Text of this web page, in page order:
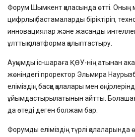
Форум Шымкент қаласында өтті. Оның
цифрлық бастамаларды біріктіріп,
инновациялар және жасанды
ұлттық платформа қалыптастыру.
Ауқымды іс-шараға ҚӨУ-нің атынан
жөніндегі проректор Эльмира
еліміздің басқа қалалары мен
ұйымдастырылатынын айтты.
да өтеді деген болжам бар.
Форумды еліміздің түрлі қалаларында